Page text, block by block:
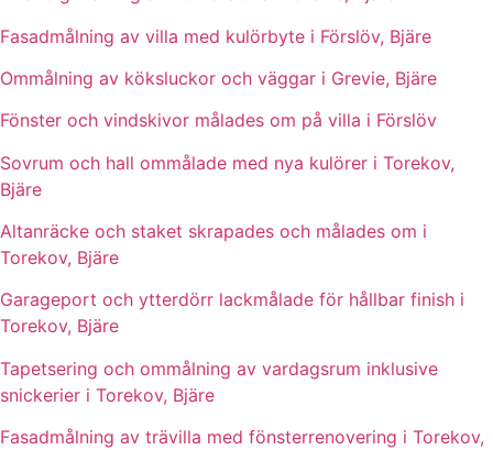
Fasadmålning av villa med kulörbyte i Förslöv, Bjäre
Ommålning av köksluckor och väggar i Grevie, Bjäre
Fönster och vindskivor målades om på villa i Förslöv
Sovrum och hall ommålade med nya kulörer i Torekov,
Bjäre
Altanräcke och staket skrapades och målades om i
Torekov, Bjäre
Garageport och ytterdörr lackmålade för hållbar finish i
Torekov, Bjäre
Tapetsering och ommålning av vardagsrum inklusive
snickerier i Torekov, Bjäre
Fasadmålning av trävilla med fönsterrenovering i Torekov,